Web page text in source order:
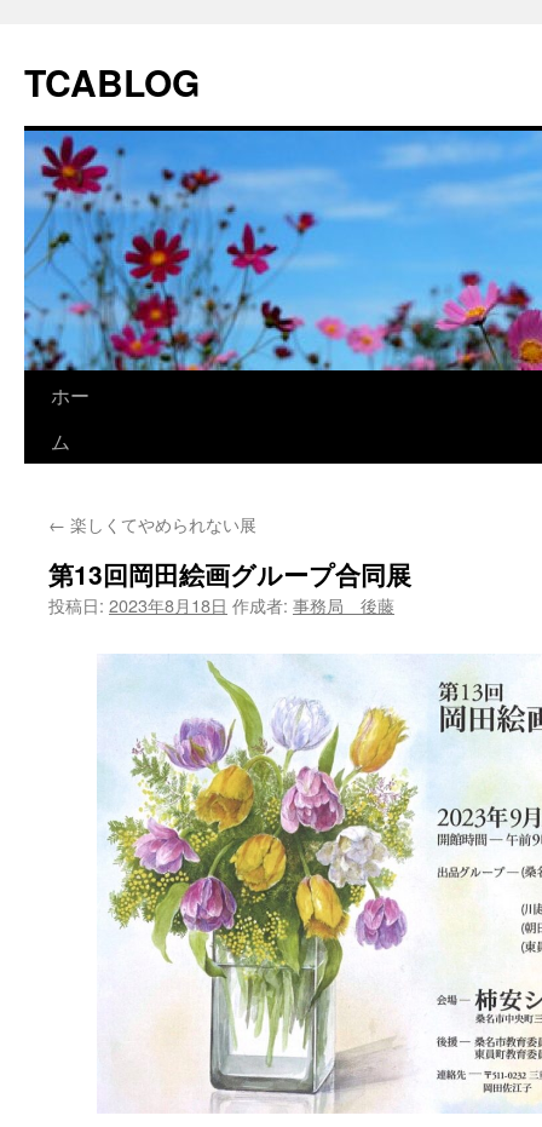
TCABLOG
ン
ツ
へ
ホー
ム
← 楽しくてやめられない展
第13回岡田絵画グループ合同展
投稿日: 2023年8月18日 作成者: 事務局 後藤